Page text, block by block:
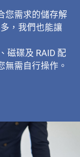
您需求的儲存解
，我們也能讓
磁碟及 RAID 配
無需自行操作。